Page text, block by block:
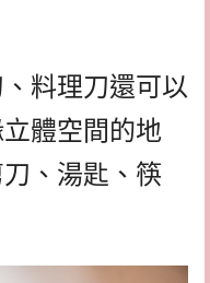
料理刀還可以
體空間的地
、湯匙、筷